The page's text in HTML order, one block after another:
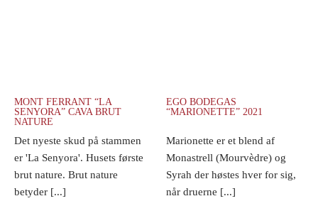
MONT FERRANT “LA
SENYORA” CAVA BRUT
NATURE
Det nyeste skud på stammen
er 'La Senyora'. Husets første
brut nature. Brut nature
betyder [...]
EGO BODEGAS
“MARIONETTE” 2021
Marionette er et blend af
Monastrell (Mourvèdre) og
Syrah der høstes hver for sig,
når druerne [...]